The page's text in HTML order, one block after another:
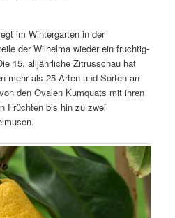
im Wintergarten in der
der Wilhelma wieder ein fruchtig-
15. alljährliche Zitrusschau hat
mehr als 25 Arten und Sorten an
den Ovalen Kumquats mit ihren
Früchten bis hin zu zwei